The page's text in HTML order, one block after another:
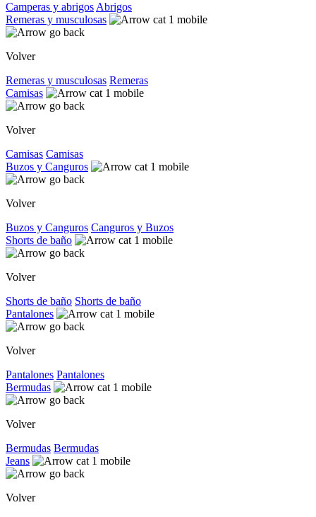
Camperas y abrigos Abrigos
Remeras y musculosas
Volver
Remeras y musculosas Remeras
Camisas
Volver
Camisas Camisas
Buzos y Canguros
Volver
Buzos y Canguros Canguros y Buzos
Shorts de baño
Volver
Shorts de baño Shorts de baño
Pantalones
Volver
Pantalones Pantalones
Bermudas
Volver
Bermudas Bermudas
Jeans
Volver